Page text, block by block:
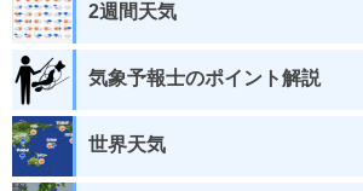
2週間天気
気象予報士のポイント解説
世界天気